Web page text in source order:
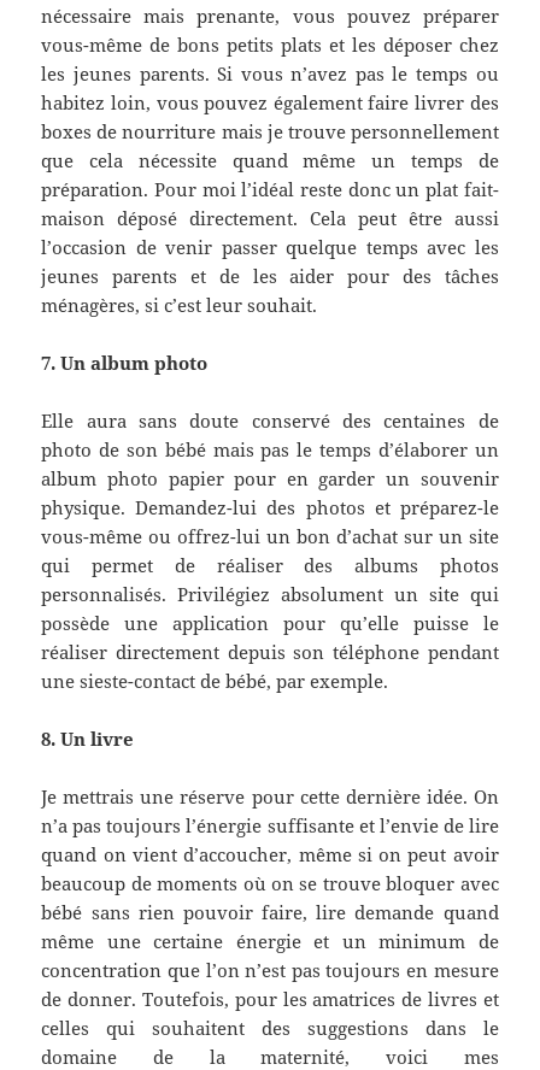
nécessaire mais prenante, vous pouvez préparer
vous-même de bons petits plats et les déposer chez
les jeunes parents. Si vous n’avez pas le temps ou
habitez loin, vous pouvez également faire livrer des
boxes de nourriture mais je trouve personnellement
que cela nécessite quand même un temps de
préparation. Pour moi l’idéal reste donc un plat fait-
maison déposé directement. Cela peut être aussi
l’occasion de venir passer quelque temps avec les
jeunes parents et de les aider pour des tâches
ménagères, si c’est leur souhait.
7. Un album photo
Elle aura sans doute conservé des centaines de
photo de son bébé mais pas le temps d’élaborer un
album photo papier pour en garder un souvenir
physique. Demandez-lui des photos et préparez-le
vous-même ou offrez-lui un bon d’achat sur un site
qui permet de réaliser des albums photos
personnalisés. Privilégiez absolument un site qui
possède une application pour qu’elle puisse le
réaliser directement depuis son téléphone pendant
une sieste-contact de bébé, par exemple.
8. Un livre
Je mettrais une réserve pour cette dernière idée. On
n’a pas toujours l’énergie suffisante et l’envie de lire
quand on vient d’accoucher, même si on peut avoir
beaucoup de moments où on se trouve bloquer avec
bébé sans rien pouvoir faire, lire demande quand
même une certaine énergie et un minimum de
concentration que l’on n’est pas toujours en mesure
de donner. Toutefois, pour les amatrices de livres et
celles qui souhaitent des suggestions dans le
domaine de la maternité, voici mes